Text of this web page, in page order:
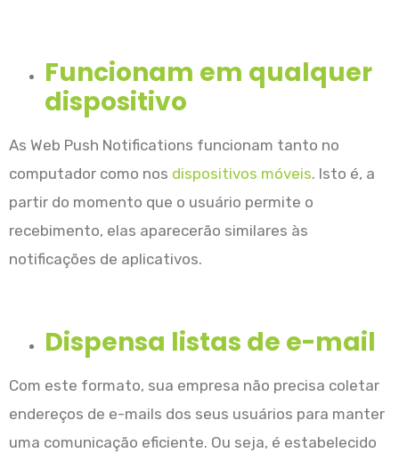
Funcionam em qualquer
dispositivo
As Web Push Notifications funcionam tanto no
computador como nos dispositivos móveis. Isto é, a
partir do momento que o usuário permite o
recebimento, elas aparecerão similares às
notificações de aplicativos.
Dispensa listas de e-mail
Com este formato, sua empresa não precisa coletar
endereços de e-mails dos seus usuários para manter
uma comunicação eficiente. Ou seja, é estabelecido